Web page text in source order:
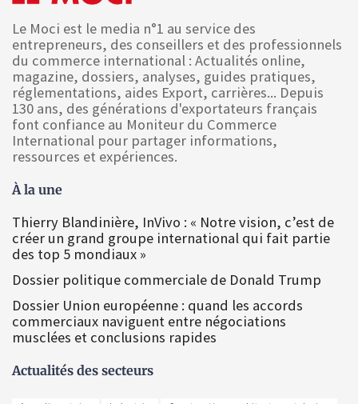
Le Moci est le media n°1 au service des
entrepreneurs, des conseillers et des professionnels
du commerce international : Actualités online,
magazine, dossiers, analyses, guides pratiques,
réglementations, aides Export, carrières... Depuis
130 ans, des générations d'exportateurs français
font confiance au Moniteur du Commerce
International pour partager informations,
ressources et expériences.
À la une
Thierry Blandinière, InVivo : « Notre vision, c’est de
créer un grand groupe international qui fait partie
des top 5 mondiaux »
Dossier politique commerciale de Donald Trump
Dossier Union européenne : quand les accords
commerciaux naviguent entre négociations
musclées et conclusions rapides
Actualités des secteurs